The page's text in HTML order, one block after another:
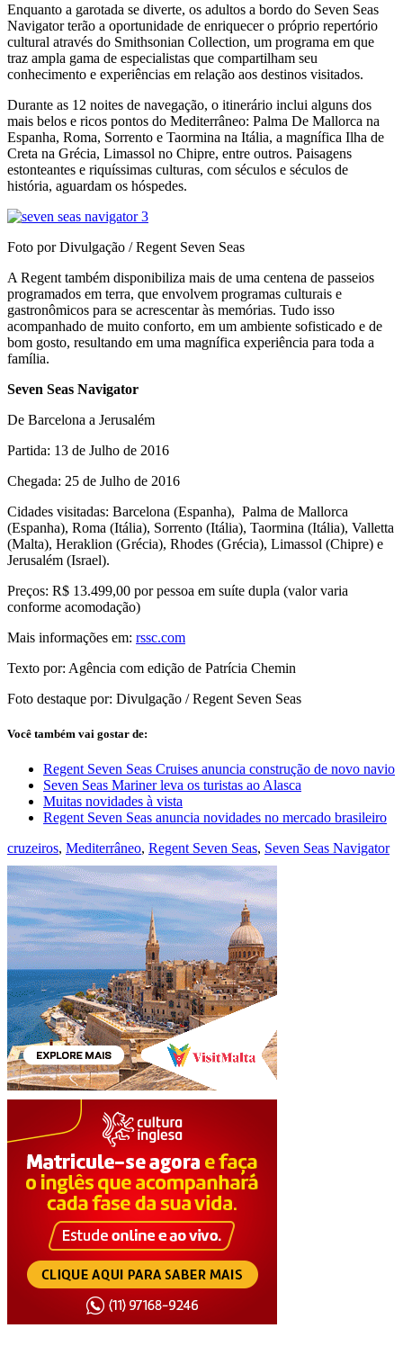
Enquanto a garotada se diverte, os adultos a bordo do Seven Seas
Navigator terão a oportunidade de enriquecer o próprio repertório
cultural através do Smithsonian Collection, um programa em que
traz ampla gama de especialistas que compartilham seu
conhecimento e experiências em relação aos destinos visitados.
Durante as 12 noites de navegação, o itinerário inclui alguns dos
mais belos e ricos pontos do Mediterrâneo: Palma De Mallorca na
Espanha, Roma, Sorrento e Taormina na Itália, a magnífica Ilha de
Creta na Grécia, Limassol no Chipre, entre outros. Paisagens
estonteantes e riquíssimas culturas, com séculos e séculos de
história, aguardam os hóspedes.
Foto por Divulgação / Regent Seven Seas
A Regent também disponibiliza mais de uma centena de passeios
programados em terra, que envolvem programas culturais e
gastronômicos para se acrescentar às memórias. Tudo isso
acompanhado de muito conforto, em um ambiente sofisticado e de
bom gosto, resultando em uma magnífica experiência para toda a
família.
Seven Seas Navigator
De Barcelona a Jerusalém
Partida: 13 de Julho de 2016
Chegada: 25 de Julho de 2016
Cidades visitadas: Barcelona (Espanha), Palma de Mallorca
(Espanha), Roma (Itália), Sorrento (Itália), Taormina (Itália), Valletta
(Malta), Heraklion (Grécia), Rhodes (Grécia), Limassol (Chipre) e
Jerusalém (Israel).
Preços: R$ 13.499,00 por pessoa em suíte dupla (valor varia
conforme acomodação)
Mais informações em: rssc.com
Texto por: Agência com edição de Patrícia Chemin
Foto destaque por: Divulgação / Regent Seven Seas
Você também vai gostar de:
Regent Seven Seas Cruises anuncia construção de novo navio
Seven Seas Mariner leva os turistas ao Alasca
Muitas novidades à vista
Regent Seven Seas anuncia novidades no mercado brasileiro
cruzeiros, Mediterrâneo, Regent Seven Seas, Seven Seas Navigator